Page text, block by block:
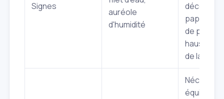
Signes
auréole
d'humidité
papier
de
hausse
de la